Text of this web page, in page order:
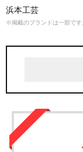
浜本工芸
※掲載のブランドは一部です